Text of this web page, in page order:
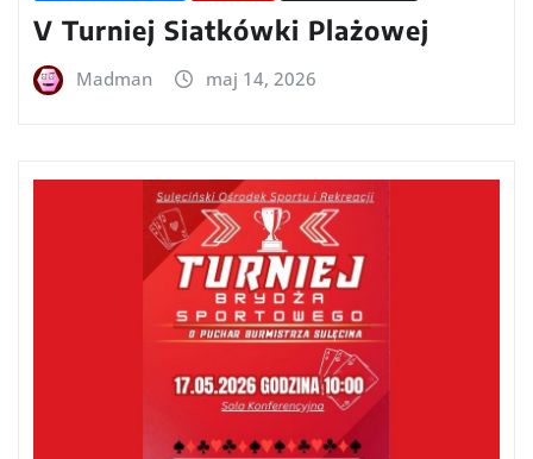
V Turniej Siatkówki Plażowej
Madman maj 14, 2026